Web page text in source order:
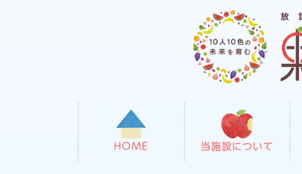
HOME 当施設について